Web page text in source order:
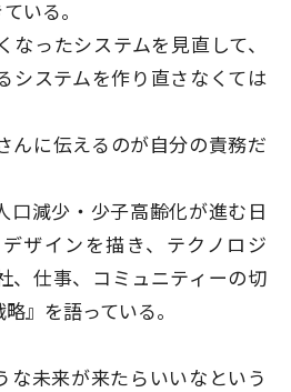
いる。
なったシステムを見直して、
システムを作り直さなくては
んに伝えるのが自分の責務だ
口減少・少子高齢化が進む日
ザインを描き、テクノロジ
、仕事、コミュニティーの切
』を語っている。
な未来が来たらいいなという